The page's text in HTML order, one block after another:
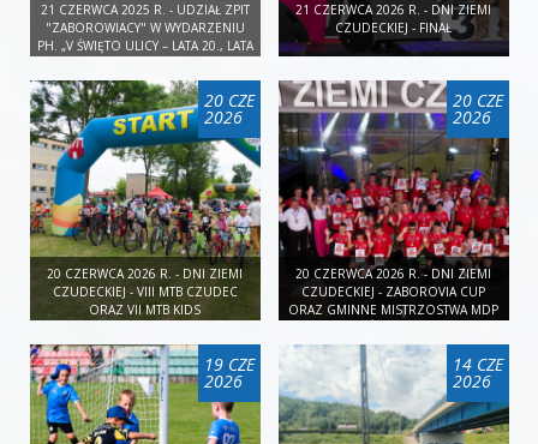
21 CZERWCA 2025 R. - UDZIAŁ ZPIT
"ZABOROWIACY" W WYDARZENIU
PH. „V ŚWIĘTO ULICY – LATA 20., LATA
21 CZERWCA 2026 R. - DNI ZIEMI
CZUDECKIEJ - FINAŁ
20 CZE
2026
20 CZERWCA 2026 R. - DNI ZIEMI
CZUDECKIEJ - VIII MTB CZUDEC
ORAZ VII MTB KIDS
20 CZE
2026
20 CZERWCA 2026 R. - DNI ZIEMI
CZUDECKIEJ - ZABOROVIA CUP
ORAZ GMINNE MISTRZOSTWA MDP
19 CZE
2026
14 CZE
2026